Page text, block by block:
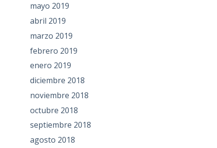
mayo 2019
abril 2019
marzo 2019
febrero 2019
enero 2019
diciembre 2018
noviembre 2018
octubre 2018
septiembre 2018
agosto 2018